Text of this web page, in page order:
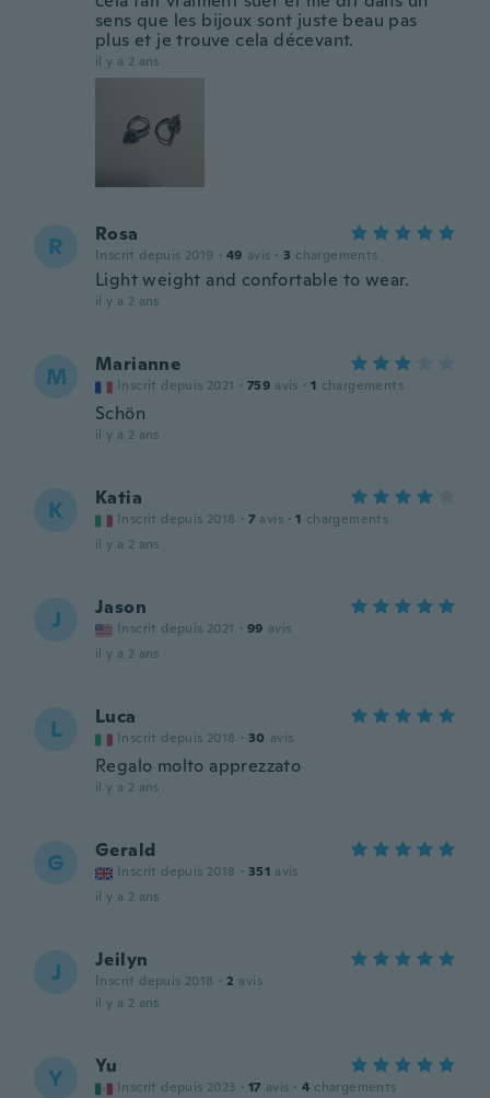
sens que les bijoux sont juste beau pas
plus et je trouve cela décevant.
il y a 2 ans
R Rosa
Inscrit depuis 2019 · 49 avis · 3 chargements
Light weight and confortable to wear.
il y a 2 ans
M Marianne
Inscrit depuis 2021 · 759 avis · 1 chargements
Schön
il y a 2 ans
K Katia
Inscrit depuis 2018 · 7 avis · 1 chargements
il y a 2 ans
J Jason
Inscrit depuis 2021 · 99 avis
il y a 2 ans
L Luca
Inscrit depuis 2018 · 30 avis
Regalo molto apprezzato
il y a 2 ans
G Gerald
Inscrit depuis 2018 · 351 avis
il y a 2 ans
J Jeilyn
Inscrit depuis 2018 · 2 avis
il y a 2 ans
Y Yu
Inscrit depuis 2023 · 17 avis · 4 chargements